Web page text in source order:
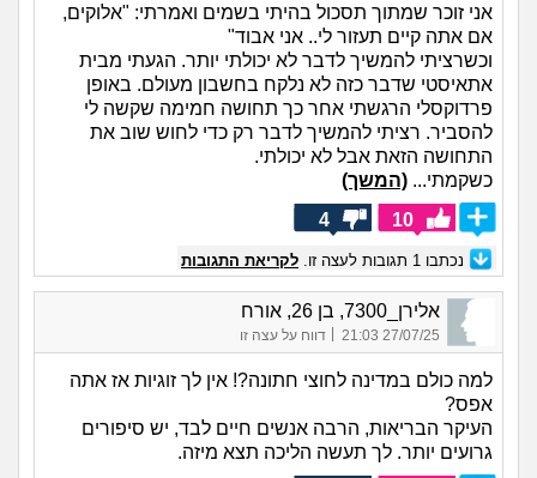
אני זוכר שמתוך תסכול בהיתי בשמים ואמרתי: "אלוקים,
אם אתה קיים תעזור לי.. אני אבוד"
וכשרציתי להמשיך לדבר לא יכולתי יותר. הגעתי מבית
אתאיסטי שדבר כזה לא נלקח בחשבון מעולם. באופן
פרדוקסלי הרגשתי אחר כך תחושה חמימה שקשה לי
להסביר. רציתי להמשיך לדבר רק כדי לחוש שוב את
התחושה הזאת אבל לא יכולתי.
כשקמתי... (המשך)
10
4
נכתבו 1 תגובות לעצה זו. לקריאת התגובות
אלירן_7300, בן 26, אורח
27/07/25 21:03
| דווח על עצה זו
למה כולם במדינה לחוצי חתונה?! אין לך זוגיות אז אתה
אפס?
העיקר הבריאות, הרבה אנשים חיים לבד, יש סיפורים
גרועים יותר. לך תעשה הליכה תצא מיזה.